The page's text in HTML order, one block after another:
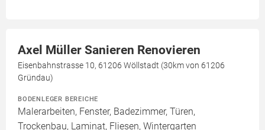
Axel Müller Sanieren Renovieren
Eisenbahnstrasse 10, 61206 Wöllstadt (30km von 61206
Gründau)
BODENLEGER BEREICHE
Malerarbeiten, Fenster, Badezimmer, Türen,
Trockenbau, Laminat, Fliesen, Wintergarten